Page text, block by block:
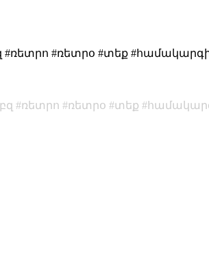
#ռետրո #ռետրօ #տեք
ռետրո ռետրօ տեք